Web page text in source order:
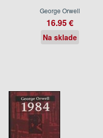
George Orwell
16.95 €
Na sklade